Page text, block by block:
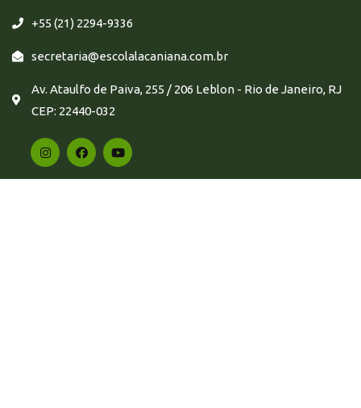
+55 (21) 2294-9336
secretaria@escolalacaniana.com.br
Av. Ataulfo de Paiva, 255 / 206 Leblon - Rio de Janeiro, RJ
CEP: 22440-032